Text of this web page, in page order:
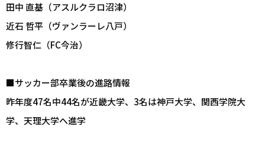
田中 直基（アスルクラロ沼津）
近石 哲平（ヴァンラーレ八戸）
修行智仁（FC今治）
■サッカー部卒業後の進路情報
昨年度47名中44名が近畿大学、3名は神戸大学、関西学院大
学、天理大学へ進学